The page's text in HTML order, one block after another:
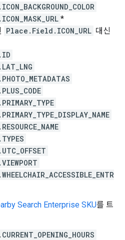
*
Place.Field.ICON_URL 대신
Search Enterprise SKU를 트